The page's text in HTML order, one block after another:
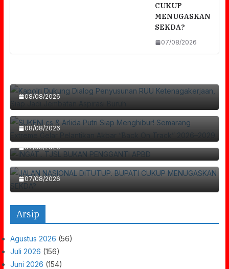
CUKUP
MENUGASKAN
SEKDA?
07/08/2026
Kapolri Dukung Dialog Penyusunan RUU
08/08/2026
Semarang Extreme Gelar Pelantikan Akbar
“Back On Track” 2026–2029
08/08/2026
INGAT.. TJSL BUKAN PENGGANTI APBD
07/08/2026
JALAN NASIONAL DITUTUP. BUPATI CUKUP
MENUGASKAN SEKDA?
07/08/2026
Arsip
Agustus 2026 (56)
Juli 2026 (156)
Juni 2026 (154)